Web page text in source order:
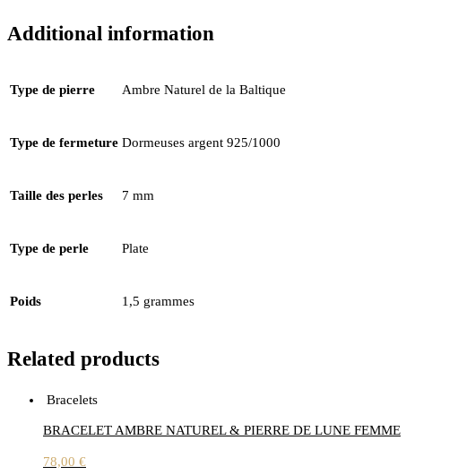
Additional information
Type de pierre Ambre Naturel de la Baltique
Type de fermeture Dormeuses argent 925/1000
Taille des perles 7 mm
Type de perle Plate
Poids 1,5 grammes
Related products
Bracelets
BRACELET AMBRE NATUREL & PIERRE DE LUNE FEMME
78,00 €